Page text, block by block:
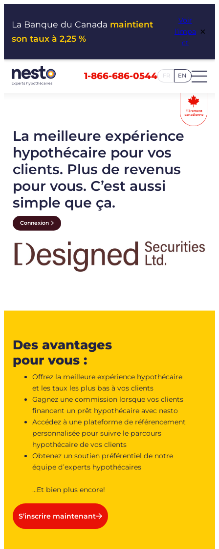
La Banque du Canada maintient
son taux à 2,25 %
Voir
l’impa
ct
×
1-866-686-0544 FR EN
La meilleure expérience
hypothécaire pour vos
clients. Plus de revenus
pour vous. C’est aussi
simple que ça.
Connexion
Des avantages
pour vous :
Offrez la meilleure expérience hypothécaire
et les taux les plus bas à vos clients
Gagnez une commission lorsque vos clients
financent un prêt hypothécaire avec nesto
Accédez à une plateforme de référencement
personnalisée pour suivre le parcours
hypothécaire de vos clients
Obtenez un soutien préférentiel de notre
équipe d’experts hypothécaires
…Et bien plus encore!
S’inscrire maintenant